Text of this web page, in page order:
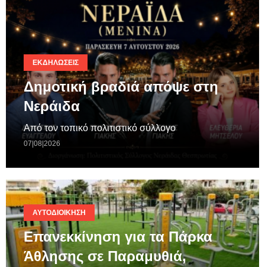
ΕΚΔΗΛΏΣΕΙΣ
Δημοτική βραδιά απόψε στη
Νεράιδα
Από τον τοπικό πολιτιστικό σύλλογο
07|08|2026
ΑΥΤΟΔΙΟΊΚΗΣΗ
Επανεκκίνηση για τα Πάρκα
Άθλησης σε Παραμυθιά,